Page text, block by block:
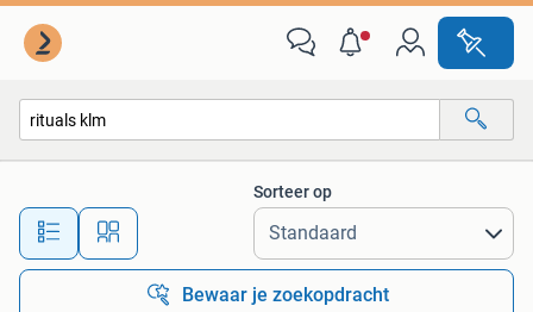
Alle afstanden…
Sorteer op
Bewaar je zoekopdracht